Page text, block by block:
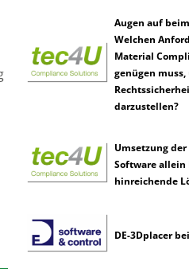
Augen auf
Welchen
Material
genügen muss,
darzustellen?
Umsetzung der
Software allein
hinreichende
DE-3Dplacer